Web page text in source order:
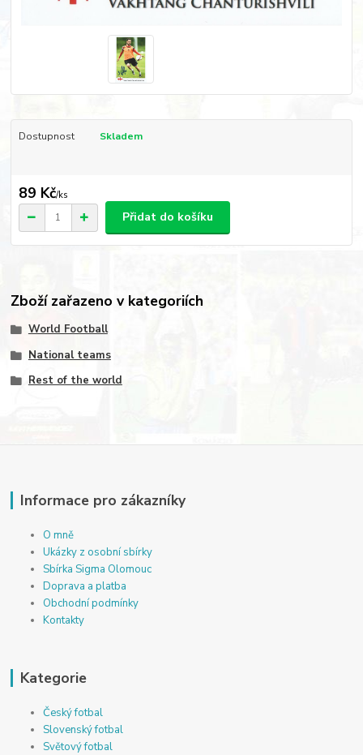
Dostupnost Skladem
89 Kč/ks
Přidat do košíku
Zboží zařazeno v kategoriích
World Football
National teams
Rest of the world
Informace pro zákazníky
O mně
Ukázky z osobní sbírky
Sbírka Sigma Olomouc
Doprava a platba
Obchodní podmínky
Kontakty
Kategorie
Český fotbal
Slovenský fotbal
Světový fotbal